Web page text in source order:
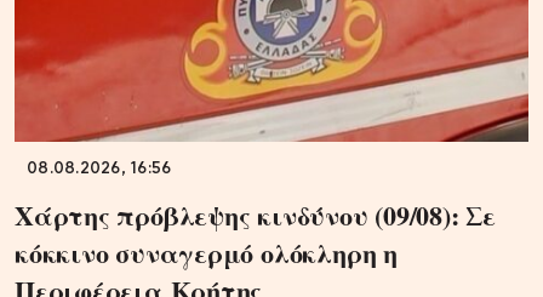
08.08.2026, 16:56
Χάρτης πρόβλεψης κινδύνου (09/08): Σε
κόκκινο συναγερμό ολόκληρη η